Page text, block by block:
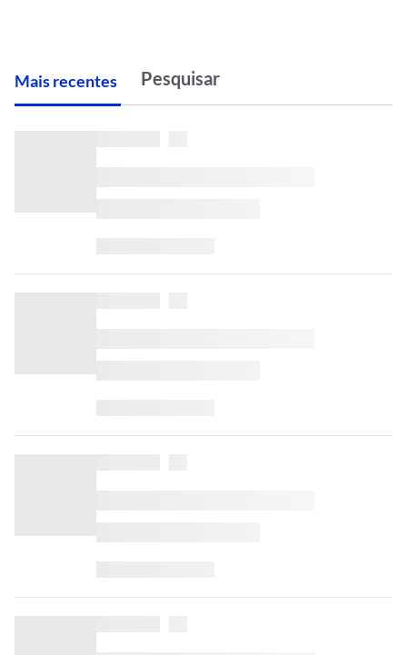
Mais recentes